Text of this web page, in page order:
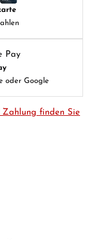
oder Google
finden Sie